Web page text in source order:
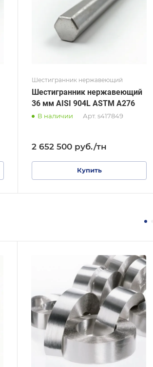
Шестигранник нержавеющий
Шестигранник нержавеющий
36 мм AISI 904L ASTM A276
В наличии Арт. s417849
2 652 500 руб./тн
Купить
Технология изготовления
Горячекатаный
Диаметр, мм
30